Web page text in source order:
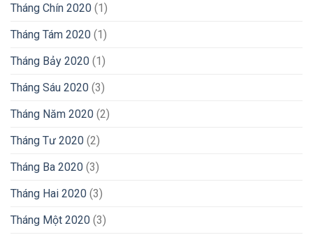
Tháng Chín 2020 (1)
Tháng Tám 2020 (1)
Tháng Bảy 2020 (1)
Tháng Sáu 2020 (3)
Tháng Năm 2020 (2)
Tháng Tư 2020 (2)
Tháng Ba 2020 (3)
Tháng Hai 2020 (3)
Tháng Một 2020 (3)